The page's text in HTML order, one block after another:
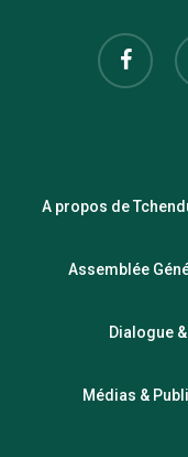
facebook
A propos de
Assemblée
Dialogue
Médias &